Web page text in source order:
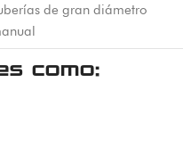
de gran diámetro
como: